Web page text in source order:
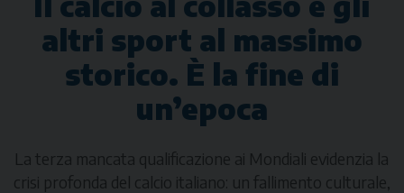
altri sport al massimo
storico. È la fine di
un’epoca
La terza mancata qualificazione ai Mondiali evidenzia la
crisi profonda del calcio italiano: un fallimento culturale,